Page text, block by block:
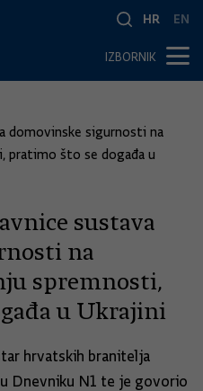
HR EN
IZBORNIK
domovinske sigurnosti na
pratimo što se događa u
sustava
na
spremnosti,
u Ukrajini
hrvatskih branitelja
Dnevniku N1 te je govorio